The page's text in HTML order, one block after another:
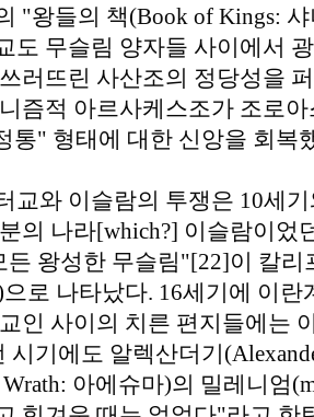
"왕들의 책(Book of Kings:
도 무슬림 양자들 사이에서
러뜨린 사산조의 정당성을
즘적 아르사케스조가 조로
통" 형태에 대한 신앙을 회복
교와 이슬람의 투쟁은 10세
의 나라[which?] 이슬람이었
든 왕성한 무슬림"[22]이 칼리
으로 나타났다. 16세기에 이
인 사이의 치른 편지들에는
시기에도 알렉산더기
Wrath: 아에슈마)의 밀레니엄